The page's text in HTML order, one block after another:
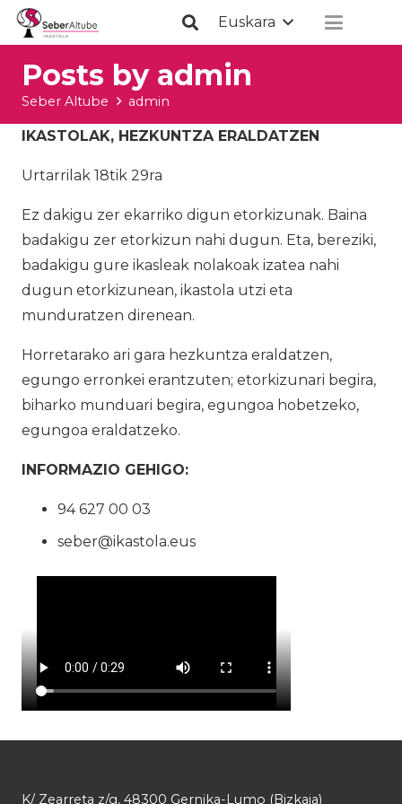
Euskara
Posts by admin
Seber Altube admin
IKASTOLAK, HEZKUNTZA ERALDATZEN
Urtarrilak 18tik 29ra
Ez dakigu zer ekarriko digun etorkizunak. Baina
badakigu zer etorkizun nahi dugun. Eta, bereziki,
badakigu gure ikasleak nolakoak izatea nahi
dugun etorkizunean, ikastola utzi eta
munduratzen direnean.
Horretarako ari gara hezkuntza eraldatzen,
egungo erronkei erantzuten; etorkizunari begira,
biharko munduari begira, egungoa hobetzeko,
egungoa eraldatzeko.
INFORMAZIO GEHIGO:
94 627 00 03
seber@ikastola.eus
K/ Zearreta z/g, 48300 Gernika-Lumo (Bizkaia)